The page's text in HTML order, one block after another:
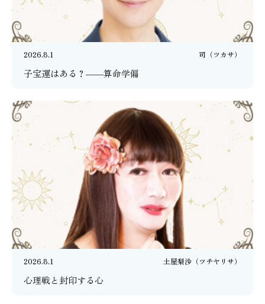
2026.8.1 司（ツカサ）
子宝運はある？――算命学偏
2026.8.1 土屋梨沙（ツチヤリサ）
心理戦と封印する心